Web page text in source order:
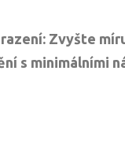
Zvyšte
s minimálními